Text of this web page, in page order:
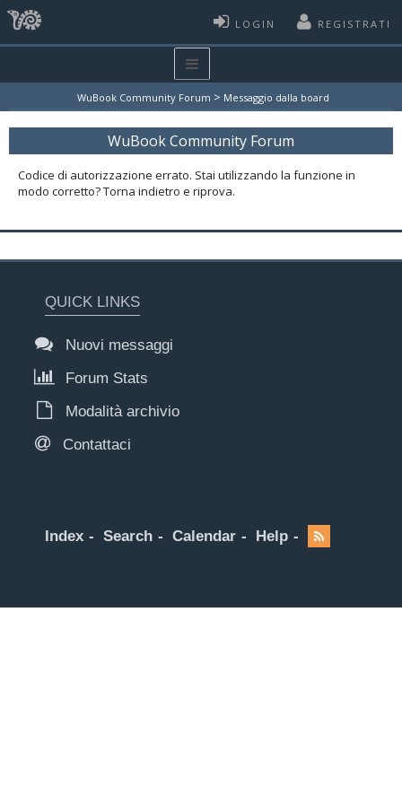
LOGIN REGISTRATI
WuBook Community Forum > Messaggio dalla board
WuBook Community Forum
Codice di autorizzazione errato. Stai utilizzando la funzione in
modo corretto? Torna indietro e riprova.
QUICK LINKS
Nuovi messaggi
Forum Stats
Modalità archivio
Contattaci
Index Search Calendar Help